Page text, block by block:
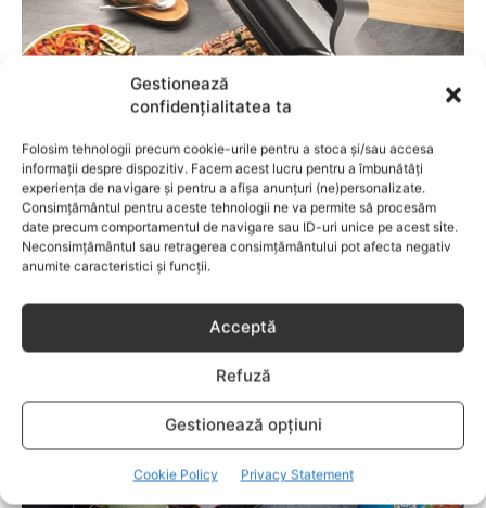
Gestionează
confidențialitatea ta
Folosim tehnologii precum cookie-urile pentru a stoca și/sau accesa
informații despre dispozitiv. Facem acest lucru pentru a îmbunătăți
experiența de navigare și pentru a afișa anunțuri (ne)personalizate.
Consimțământul pentru aceste tehnologii ne va permite să procesăm
date precum comportamentul de navigare sau ID-uri unice pe acest site.
Neconsimțământul sau retragerea consimțământului pot afecta negativ
anumite caracteristici și funcții.
Acceptă
Refuză
Gestionează opțiuni
Cookie Policy Privacy Statement
GASTRONOMIE
Un grătar perfect preparat pe gustul tuturor
cu Tefal OptiGrill